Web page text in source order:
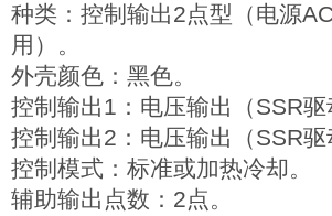
种类：控制输出2点型（电源
用）。
外壳颜色：黑色。
控制输出1：电压输出（SSR驱
控制输出2：电压输出（SSR驱
控制模式：标准或加热冷却。
辅助输出点数：2点。